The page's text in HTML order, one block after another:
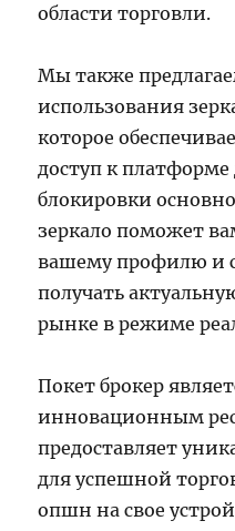
области торговли.
Мы также
использования
которое
доступ к платформе
блокировки
зеркало поможет
вашему профилю и
получать
рынке в режиме
Покет брокер
инновационным
предоставляет
для успешной
опшн на свое